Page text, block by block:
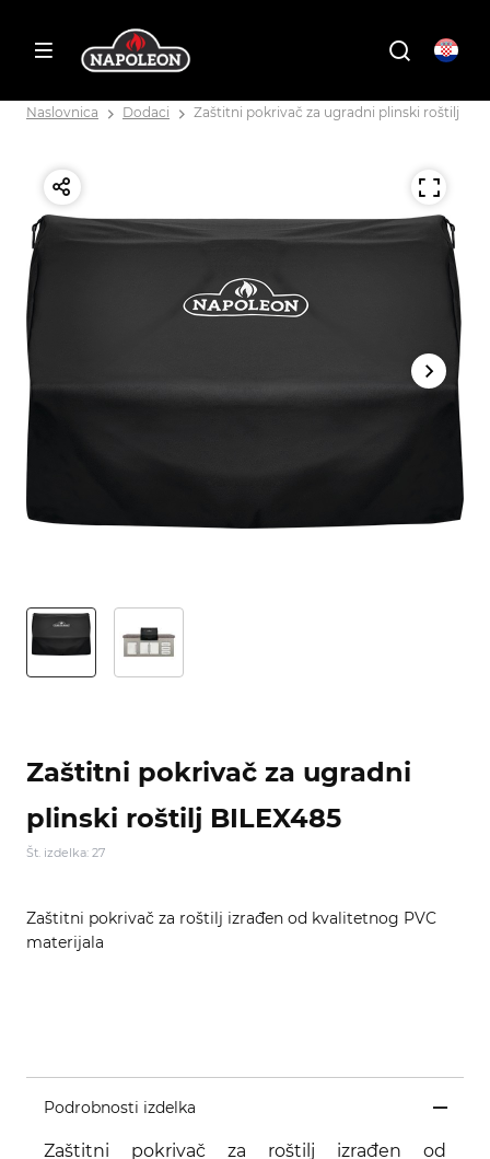
Naslovnica Dodaci Zaštitni pokrivač za ugradni plinski roštilj
Zaštitni pokrivač za ugradni
plinski roštilj BILEX485
Št. izdelka: 27
Zaštitni pokrivač za roštilj izrađen od kvalitetnog PVC
materijala
Podrobnosti izdelka
Zaštitni pokrivač za roštilj izrađen od